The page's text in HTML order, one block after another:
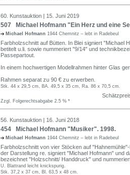
60. Kunstauktion | 15. Juni 2019
507 Michael Hofmann "Ein Herz und eine
Michael Hofmann 1944 Chemnitz – lebt in Radebeul
Farbholzschnitt auf Bütten. In Blei signiert "Michael
betitelt u.li. sowie nummeriert "9/14" und
Passepartout.
In einem hochwertigen Modellrahmen hinter Glas
Rahmen separat zu 90 € zu erwerben.
Stk. 44 x 29,5 cm, BA. 49,5 x 35 cm, Ra. 86 x 70,5 cm.
Zzgl. Folgerechtsabgabe 2.5 % *
56. Kunstauktion | 16. Juni 2018
454 Michael Hofmann "Musiker". 1998.
Michael Hofmann 1944 Chemnitz – lebt in Radebeul
Farbholzschnitt von vier Stöcken auf
der Darstellung re. signiert "Michael Hofmann" und
bezeichnet "Holzschnitt/ Handdruck" und
U. Blattrand leicht knickspurig.
Stk. 37,2 x 37 cm, Bl. 63,5 x 48 cm.